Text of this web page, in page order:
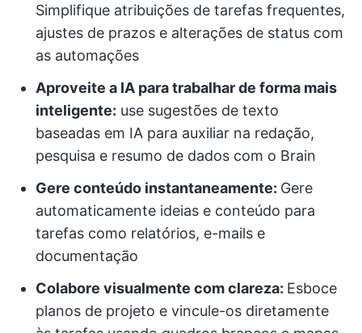
Simplifique atribuições de tarefas frequentes,
ajustes de prazos e alterações de status com
as automações
Aproveite a IA para trabalhar de forma mais
inteligente: use sugestões de texto
baseadas em IA para auxiliar na redação,
pesquisa e resumo de dados com o Brain
Gere conteúdo instantaneamente: Gere
automaticamente ideias e conteúdo para
tarefas como relatórios, e-mails e
documentação
Colabore visualmente com clareza: Esboce
planos de projeto e vincule-os diretamente